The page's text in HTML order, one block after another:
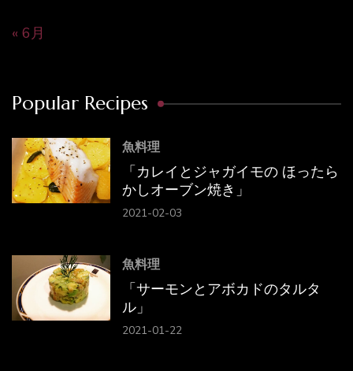
« 6月
Popular Recipes
魚料理
「カレイとジャガイモの ほったら
かしオーブン焼き」
2021-02-03
魚料理
「サーモンとアボカドのタルタ
ル」
2021-01-22